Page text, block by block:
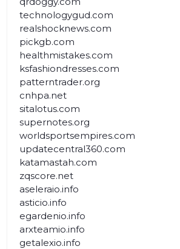
technologygud.com
realshocknews.com
pickgb.com
healthmistakes.com
ksfashiondresses.com
patterntrader.org
cnhpa.net
sitalotus.com
supernotes.org
worldsportsempires.com
updatecentral360.com
katamastah.com
zqscore.net
aseleraio.info
asticio.info
egardenio.info
arxteamio.info
getalexio.info